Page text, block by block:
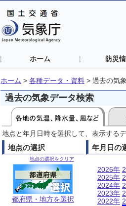
ホーム 防災
ホーム > 各種データ・資料 > 過去の気
過去の気象データ検索
地点と年月日時を選択して、表示する
地点の選択
地点の選択をクリア
都府県・地方を選択
年月日の
2026年
2025年
2024年
2023年
2022年